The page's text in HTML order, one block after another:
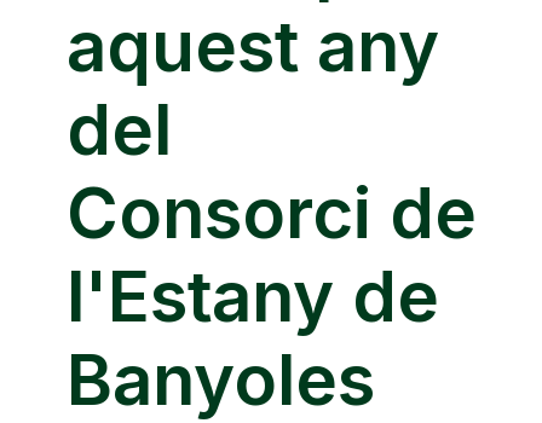
aquest any
del
Consorci de
l'Estany de
Banyoles